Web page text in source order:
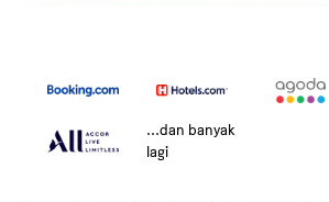
...dan banyak
lagi